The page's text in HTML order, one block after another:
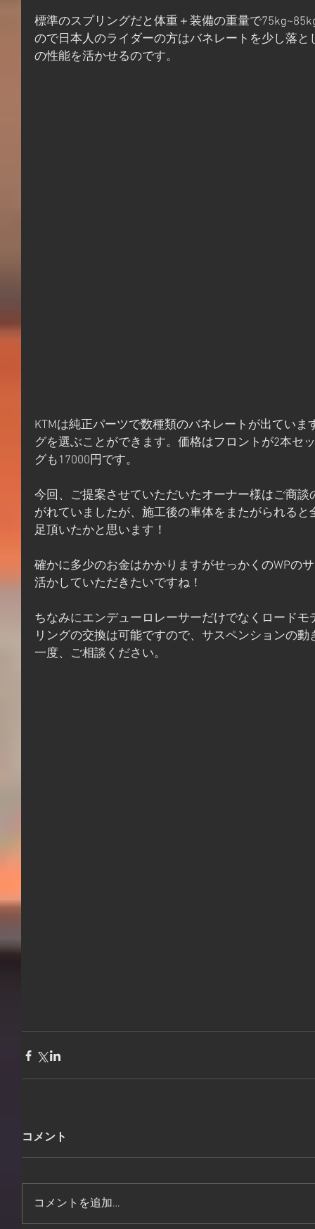
標準のスプリングだと体重＋装備の重量で
ので日本人のライダーの方はバネレートを少し落
の性能を活かせるのです。
KTMは純正パーツで数種類のバネレートが出てい
グを選ぶことができます。価格はフロントが2本セ
グも17000円です。
今回、ご提案させていただいたオーナー様はご商
がれていましたが、施工後の車体をまたがられる
足頂いたかと思います！
確かに多少のお金はかかりますがせっかくのWPの
活かしていただきたいですね！
ちなみにエンデューロレーサーだけでなくロード
リングの交換は可能ですので、サスペンションの
一度、ご相談ください。
コメント
コメントを追加…